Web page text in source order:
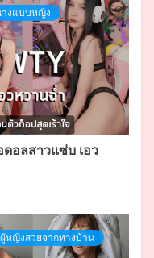
งแบบหญิง
ดอลสาวแซ่บ เอว
ผู้หญิงสวยจากทางบ้าน